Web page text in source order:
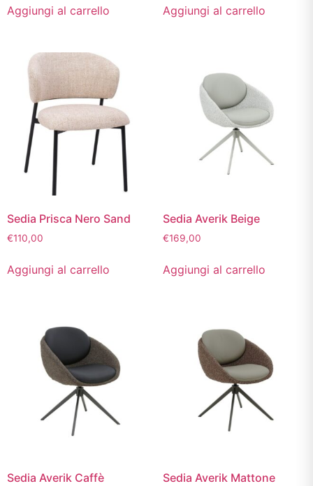
Aggiungi al carrello Aggiungi al carrello
Sedia Prisca Nero Sand
€110,00
Aggiungi al carrello
Sedia Averik Beige
€169,00
Aggiungi al carrello
Sedia Averik Caffè Sedia Averik Mattone